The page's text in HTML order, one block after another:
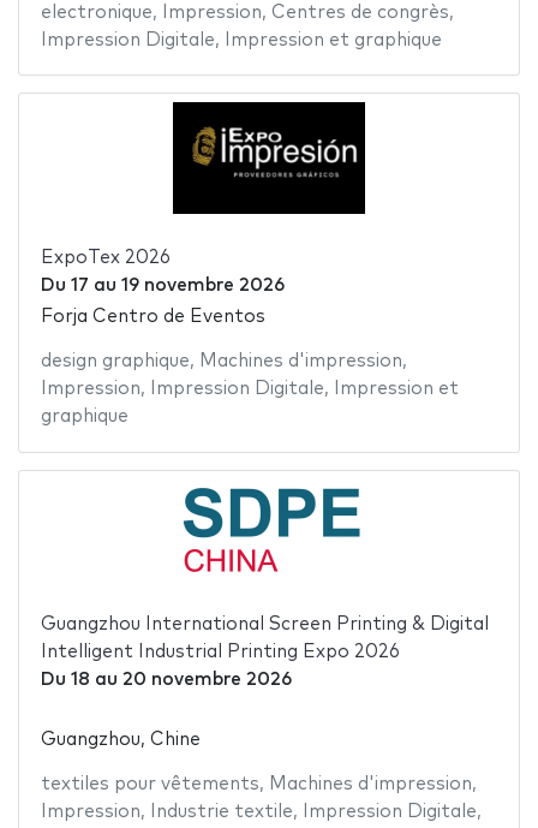
electronique, Impression, Centres de congrès,
Impression Digitale, Impression et graphique
ExpoTex 2026
Du 17 au 19 novembre 2026
Forja Centro de Eventos
design graphique, Machines d'impression,
Impression, Impression Digitale,
Impression et
graphique
Guangzhou International Screen Printing & Digital
Intelligent Industrial Printing Expo 2026
Du 18 au 20 novembre 2026
Guangzhou, Chine
textiles pour vêtements, Machines d'impression,
Impression, Industrie textile, Impression Digitale,